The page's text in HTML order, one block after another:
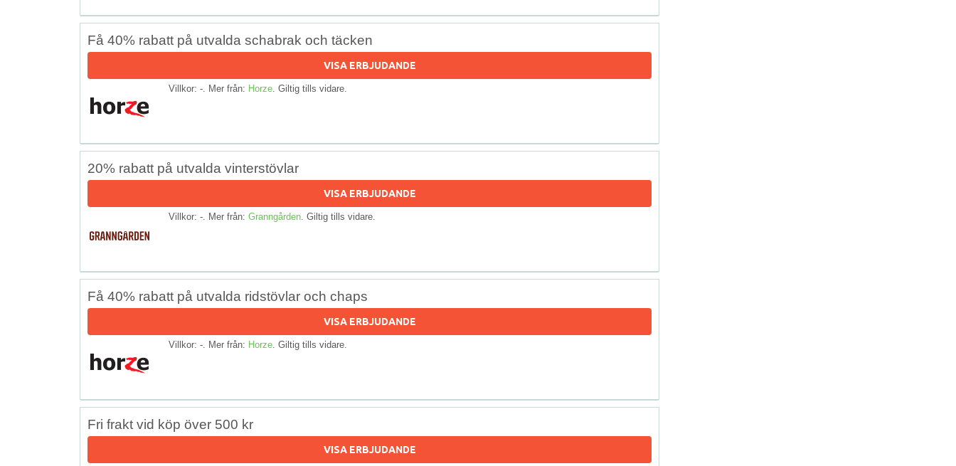
Få 40% rabatt på utvalda schabrak och täcken
VISA ERBJUDANDE
Villkor: -. Mer från: Horze . Giltig tills vidare.
20% rabatt på utvalda vinterstövlar
VISA ERBJUDANDE
Villkor: -. Mer från: Granngården . Giltig tills vidare.
Få 40% rabatt på utvalda ridstövlar och chaps
VISA ERBJUDANDE
Villkor: -. Mer från: Horze . Giltig tills vidare.
Fri frakt vid köp över 500 kr
VISA ERBJUDANDE